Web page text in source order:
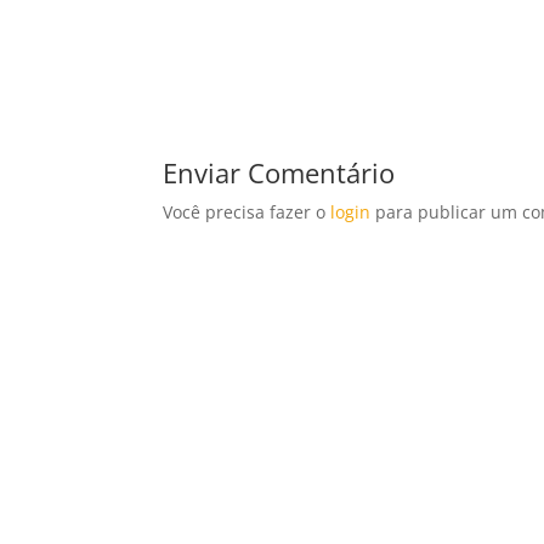
Enviar Comentário
Você precisa fazer o login para publicar um